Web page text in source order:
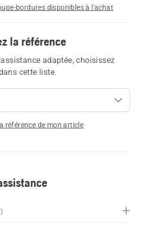
bordures disponibles à l'achat
la référence
adaptée, choisissez
cette liste.
référence de mon article
)